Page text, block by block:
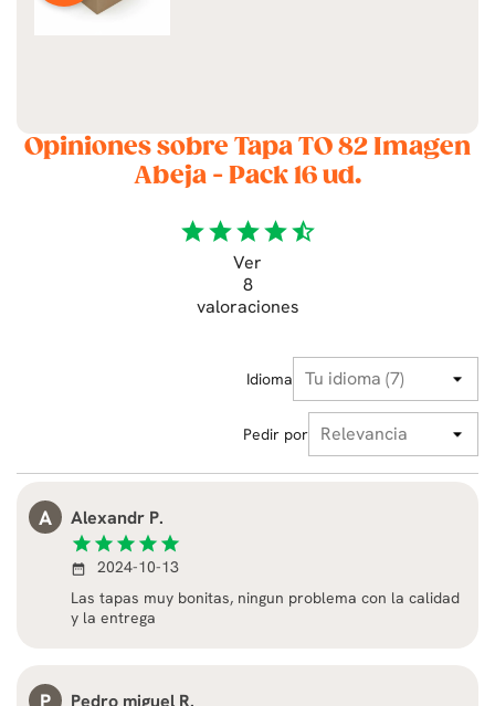
Opiniones sobre Tapa TO 82 Imagen
Abeja - Pack 16 ud.
starstarstarstarstar_half
Ver
8
valoraciones
Idioma
Pedir por
A Alexandr P.
star star star star star
date_range
2024-10-13
Las tapas muy bonitas, ningun problema con la calidad
y la entrega
P Pedro miguel R.